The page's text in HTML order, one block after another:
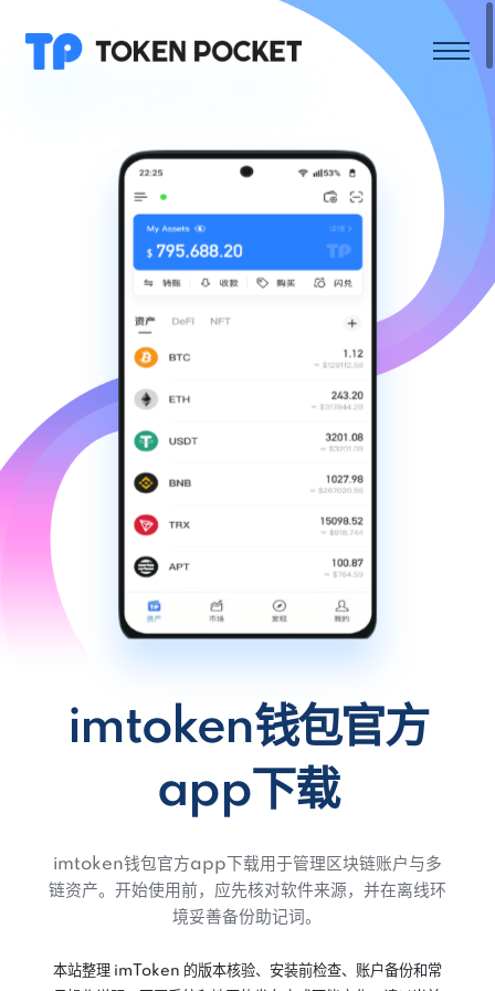
imtoken钱包官方
app下载
imtoken钱包官方app下载用于管理区块链账户与多
链资产。开始使用前，应先核对软件来源，并在离线环
境妥善备份助记词。
本站整理 imToken 的版本核验、安装前检查、账户备份和常